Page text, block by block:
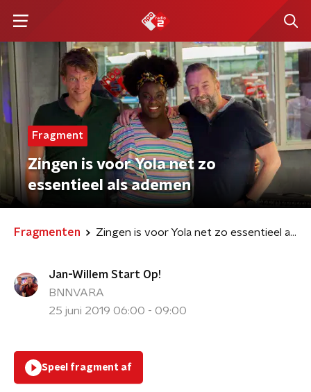
Fragment
Zingen is voor Yola net zo
essentieel als ademen
Fragmenten Zingen is voor Yola net zo essentieel als ademen
Jan-Willem Start Op!
BNNVARA
25 juni 2019 06:00 - 09:00
Speel fragment af